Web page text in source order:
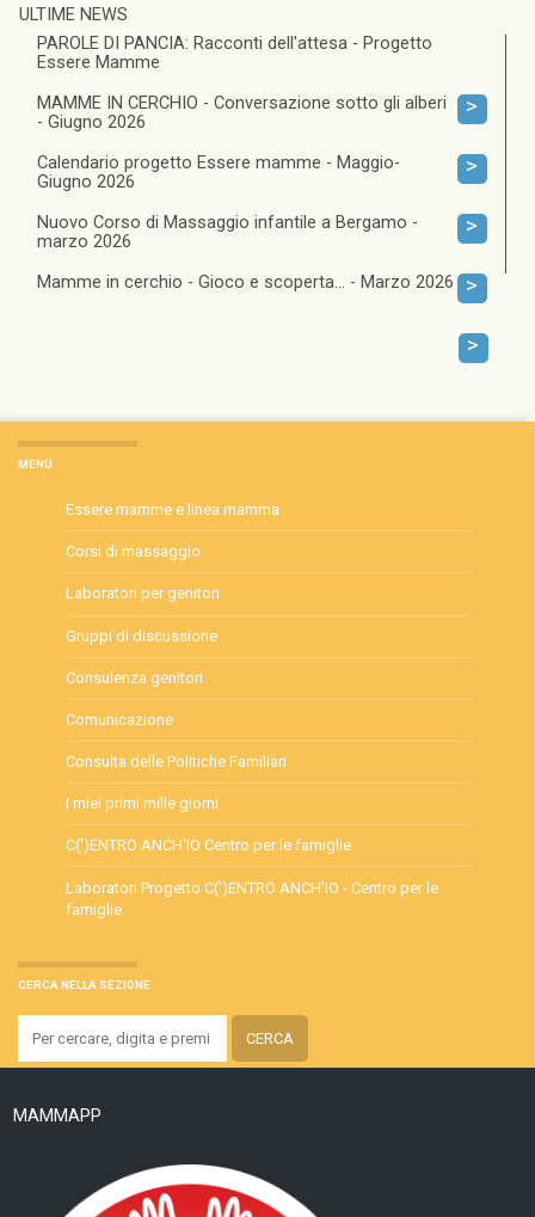
ULTIME NEWS
PAROLE DI PANCIA: Racconti dell'attesa - Progetto
Essere Mamme
>
MAMME IN CERCHIO - Conversazione sotto gli alberi
- Giugno 2026
>
Calendario progetto Essere mamme - Maggio-
Giugno 2026
>
Nuovo Corso di Massaggio infantile a Bergamo -
marzo 2026
>
Mamme in cerchio - Gioco e scoperta... - Marzo 2026
>
MENÙ
Essere mamme e linea mamma
Corsi di massaggio
Laboratori per genitori
Gruppi di discussione
Consulenza genitori
Comunicazione
Consulta delle Politiche Familiari
I miei primi mille giorni
C(')ENTRO ANCH'IO Centro per le famiglie
Laboratori Progetto C(')ENTRO ANCH'IO - Centro per le
famiglie
CERCA NELLA SEZIONE
MAMMAPP